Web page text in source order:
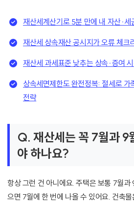
재산세계산기로 5분 만에 내 자산·세
재산세 상속재산 공시지가 오류 체크
재산세 과세표준 낮추는 상속·증여
상속세면제한도 완전정복: 절세로 가
전략
Q. 재산세는 꼭 7월과 9
야 하나요?
항상 그런 건 아니에요. 주택은 보통 7월과
으면 7월에 한 번에 나올 수 있어요. 건축